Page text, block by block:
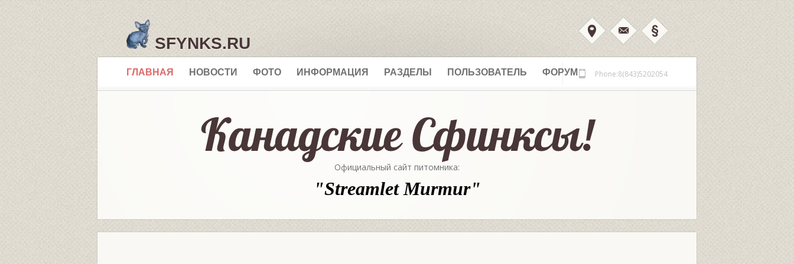
SFYNKS.RU
ГЛАВНАЯ НОВОСТИ ФОТО ИНФОРМАЦИЯ РАЗДЕЛЫ ПОЛЬЗОВАТЕЛЬ ФОРУМ Phone:8(843)5202054
Официальный сайт питомника:
"Streamlet Murmur"